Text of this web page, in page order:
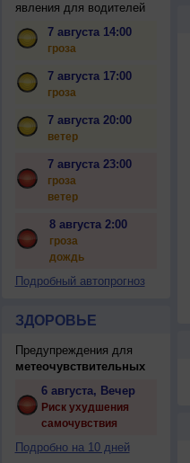
явления для водителей
7 августа 14:00
гроза
7 августа 17:00
гроза
7 августа 20:00
ветер
7 августа 23:00
гроза
ветер
8 августа 2:00
гроза
дождь
Подробный автопрогноз
ЗДОРОВЬЕ
Предупреждения для
метеочувствительных
6 августа, Вечер
Риск ухудшения
самочувствия
Подробно на 10 дней